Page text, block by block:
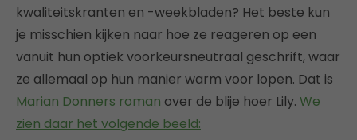
kwaliteitskranten en -weekbladen? Het beste kun
je misschien kijken naar hoe ze reageren op een
vanuit hun optiek voorkeursneutraal geschrift, waar
ze allemaal op hun manier warm voor lopen. Dat is
Marian Donners roman over de blije hoer Lily. We
zien daar het volgende beeld: